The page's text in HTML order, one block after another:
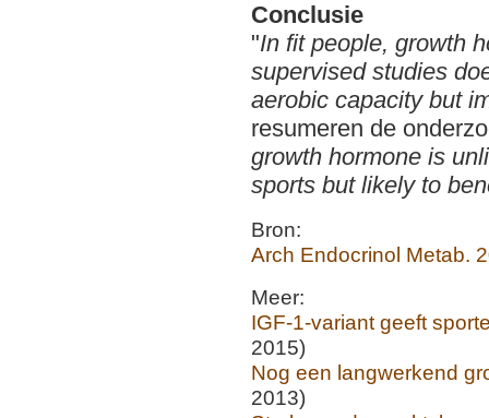
Conclusie
"In fit people, growth
supervised studies
aerobic capacity but
resumeren de
growth hormone is
sports but likely to
Bron:
Arch Endocrinol Metab.
Meer:
IGF-1-variant geeft
2015)
Nog een langwerkend
2013)